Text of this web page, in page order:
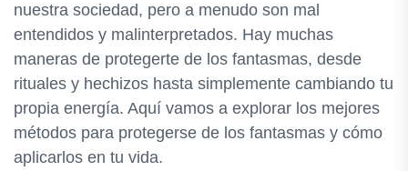
nuestra sociedad, pero a menudo son mal
entendidos y malinterpretados. Hay muchas
maneras de protegerte de los fantasmas, desde
rituales y hechizos hasta simplemente cambiando tu
propia energía. Aquí vamos a explorar los mejores
métodos para protegerse de los fantasmas y cómo
aplicarlos en tu vida.